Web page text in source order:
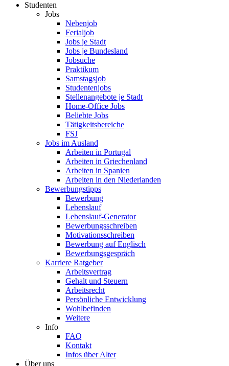
Studenten
Jobs
Nebenjob
Ferialjob
Jobs je Stadt
Jobs je Bundesland
Jobsuche
Praktikum
Samstagsjob
Studentenjobs
Stellenangebote je Stadt
Home-Office Jobs
Beliebte Jobs
Tätigkeitsbereiche
FSJ
Jobs im Ausland
Arbeiten in Portugal
Arbeiten in Griechenland
Arbeiten in Spanien
Arbeiten in den Niederlanden
Bewerbungstipps
Bewerbung
Lebenslauf
Lebenslauf-Generator
Bewerbungsschreiben
Motivationsschreiben
Bewerbung auf Englisch
Bewerbungsgespräch
Karriere Ratgeber
Arbeitsvertrag
Gehalt und Steuern
Arbeitsrecht
Persönliche Entwicklung
Wohlbefinden
Weitere
Info
FAQ
Kontakt
Infos über Alter
Über uns